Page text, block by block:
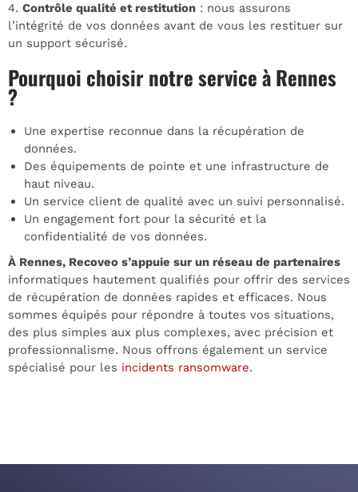
4. Contrôle qualité et restitution : nous assurons
l’intégrité de vos données avant de vous les restituer sur
un support sécurisé.
Pourquoi choisir notre service à Rennes
?
Une expertise reconnue dans la récupération de
données.
Des équipements de pointe et une infrastructure de
haut niveau.
Un service client de qualité avec un suivi personnalisé.
Un engagement fort pour la sécurité et la
confidentialité de vos données.
À Rennes, Recoveo s’appuie sur un réseau de partenaires
informatiques hautement qualifiés pour offrir des services
de récupération de données rapides et efficaces. Nous
sommes équipés pour répondre à toutes vos situations,
des plus simples aux plus complexes, avec précision et
professionnalisme. Nous offrons également un service
spécialisé pour les incidents ransomware.